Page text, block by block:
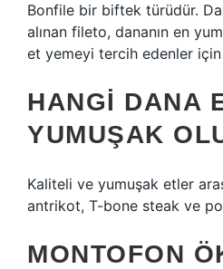
Bonfile bir biftek türüdür.
alınan fileto, dananın en
et yemeyi tercih edenler
HANGI DANA
YUMUŞAK
Kaliteli ve yumuşak etler
antrikot, T-bone steak ve
MONTOFON